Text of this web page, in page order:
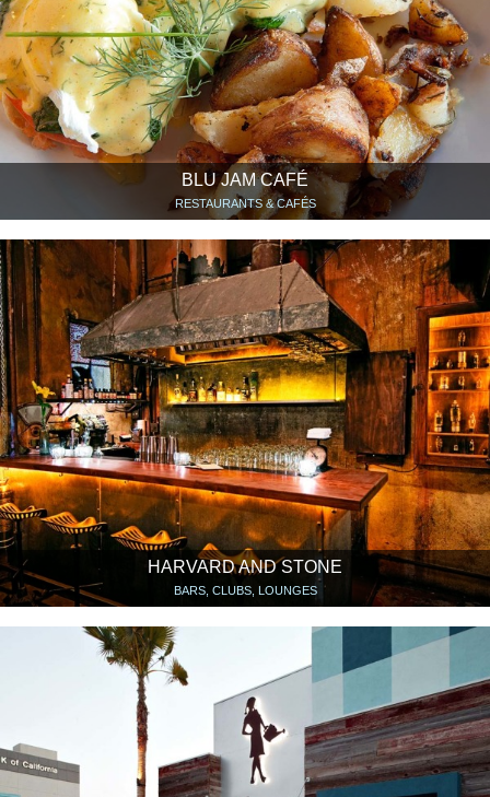
BLU JAM CAFÉ
RESTAURANTS & CAFÉS
HARVARD AND STONE
BARS, CLUBS, LOUNGES